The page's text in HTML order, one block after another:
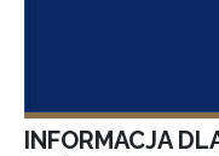
INFORMACJA